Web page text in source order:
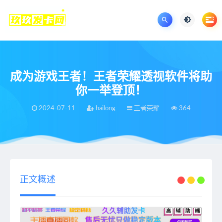
成为游戏王者！王者荣耀透视软件将助
你一举登顶！
2024-07-11 hailong 王者荣耀 364
当前位置：王者荣耀辅助网 王者荣耀 >成为游戏王者！王者荣耀透视软件将助你一举登顶！
正文概述